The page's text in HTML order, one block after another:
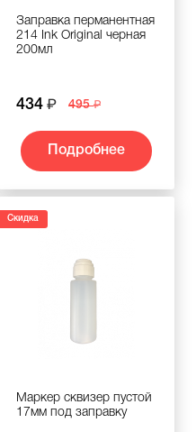
Заправка перманентная
214 Ink Original черная
200мл
434 495
Подробнее
Скидка
Маркер сквизер пустой
17мм под заправку